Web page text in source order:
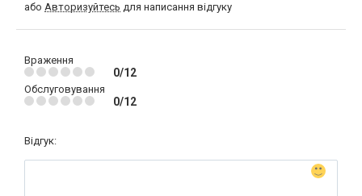
або Авторизуйтесь для написання відгуку
Враження
0/12
Обслуговування
0/12
Відгук: